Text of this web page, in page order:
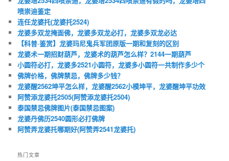
喷崇迪鉴定
连任龙婆托(龙婆托2524)
龙婆多双龙掩面佛，龙婆多双龙必打，龙婆多双龙必达
【科普·鉴赏】龙婆玛尼鬼兵军团原版一期和复刻的区别
龙婆术一期招财葫芦，龙婆术的葫芦怎么样？2144一期葫芦
小圆符必打，龙婆多2521小圆符，龙婆多小圆符一共制作多少个
佛牌价格，佛牌禁忌，佛牌多少钱？
龙婆醒2562坤平怎么样，龙婆醒2562小模坤平，龙婆醒坤平功效
阿赞添龙婆托2505(阿赞添龙婆托2504)
泰国禁忌佛牌图片(泰国禁忌图案)
龙婆丹佛历2540圆形必打佛牌
阿赞弄龙婆托哪期好(阿赞弄2541龙婆托)
热门文章